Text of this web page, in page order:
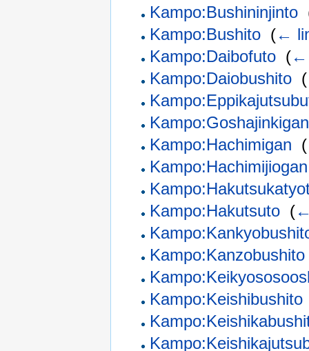
Kampo:Bushininjinto‎
Kampo:Bushito‎ (←
Kampo:Daibofuto‎ (←
Kampo:Daiobushito‎ (
Kampo:Goshajinkigan
Kampo:Hachimigan (
Kampo:Hachimijiogan
Kampo:Hakutsuto‎ (
Kampo:Kanzobushito
Kampo:Keishibushito